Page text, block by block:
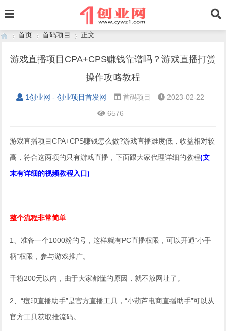
首页 首码项目 正文
游戏直播项目CPA+CPS赚钱靠谱吗？游戏直播打赏
操作攻略教程
1创业网 - 创业项目首发网 首码项目
2023-02-22
6576
游戏直播项目CPA+CPS赚钱怎么做?游戏直播难度低，收益相对较
高，符合这两项的只有游戏直播，下面跟大家代理详细的教程(文
末有详细的视频教程入口)
整个流程非常简单
1、准备一个1000粉的号，这样就有PC直播权限，可以开通“小手
柄”权限，参与游戏推广。
千粉200元以内，由于大家都懂的原因，就不放网址了。
2、“痘印直播助手”是官方直播工具，“小葫芦电商直播助手”可以从
官方工具获取推流码。